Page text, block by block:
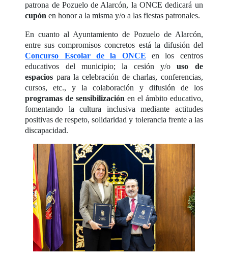
patrona de Pozuelo de Alarcón, la ONCE dedicará un
cupónen honor a la misma y/o a las fiestas patronales.
En cuanto al Ayuntamiento de Pozuelo de Alarcón,
entre sus compromisos concretos está la difusión del
Concurso Escolar de la ONCE en los centros
educativos del municipio; la cesión y/ouso de
espacios para la celebración de charlas, conferencias,
cursos, etc., y la colaboración y difusión de los
programas de sensibilización en el ámbito educativo,
fomentando la cultura inclusiva mediante actitudes
positivas de respeto, solidaridad y tolerancia frente a las
discapacidad.